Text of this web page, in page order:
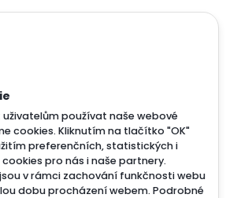
uživatelům používat naše webové
cookies. Kliknutím na tlačítko "OK"
preferenčních, statistických i
pro nás i naše partnery.
v rámci zachování funkčnosti webu
dobu procházení webem. Podrobné